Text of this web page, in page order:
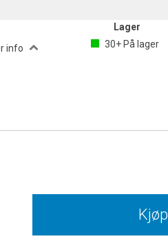
Lager
info 30+På lager
Kjøp